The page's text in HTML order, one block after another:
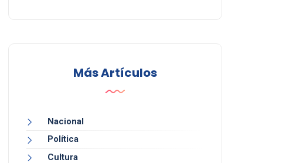
Más Artículos
Nacional
Política
Cultura